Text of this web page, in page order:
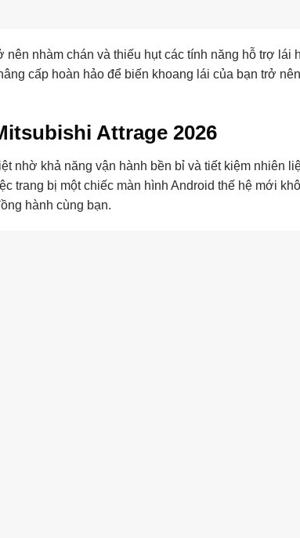
nên nhàm chán và thiếu hụt các tính năng hỗ trợ lái
cấp hoàn hảo để biến khoang lái của bạn trở
Attrage 2026
nhờ khả năng vận hành bền bỉ và tiết kiệm nhiên
trang bị một chiếc màn hình Android thế hệ mới
hành cùng bạn.